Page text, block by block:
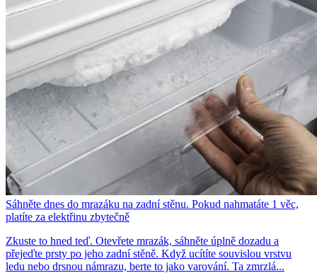
Sáhněte dnes do mrazáku na zadní stěnu. Pokud nahmatáte 1 věc,
platíte za elektřinu zbytečně
Zkuste to hned teď. Otevřete mrazák, sáhněte úplně dozadu a
přejeďte prsty po jeho zadní stěně. Když ucítíte souvislou vrstvu
ledu nebo drsnou námrazu, berte to jako varování. Ta zmrzlá...